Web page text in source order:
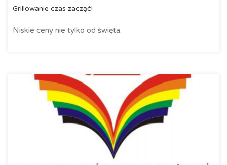
Grillowanie czas zacząć!
Niskie ceny nie tylko od święta.